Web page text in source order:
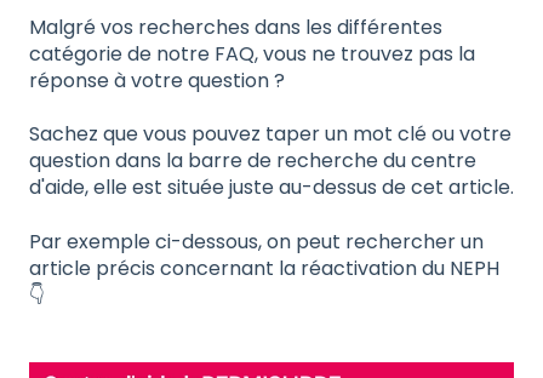
Malgré vos recherches dans les différentes
catégorie de notre FAQ, vous ne trouvez pas la
réponse à votre question ?
Sachez que vous pouvez taper un mot clé ou votre
question dans la barre de recherche du centre
d'aide, elle est située juste au-dessus de cet article.
Par exemple ci-dessous, on peut rechercher un
article précis concernant la réactivation du NEPH
👇